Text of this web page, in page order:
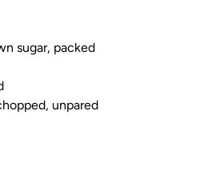
sugar, packed
unpared